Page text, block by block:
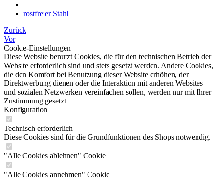
rostfreier Stahl
Zurück
Vor
Cookie-Einstellungen
Diese Website benutzt Cookies, die für den technischen Betrieb der
Website erforderlich sind und stets gesetzt werden. Andere Cookies,
die den Komfort bei Benutzung dieser Website erhöhen, der
Direktwerbung dienen oder die Interaktion mit anderen Websites
und sozialen Netzwerken vereinfachen sollen, werden nur mit Ihrer
Zustimmung gesetzt.
Konfiguration
Technisch erforderlich
Diese Cookies sind für die Grundfunktionen des Shops notwendig.
"Alle Cookies ablehnen" Cookie
"Alle Cookies annehmen" Cookie